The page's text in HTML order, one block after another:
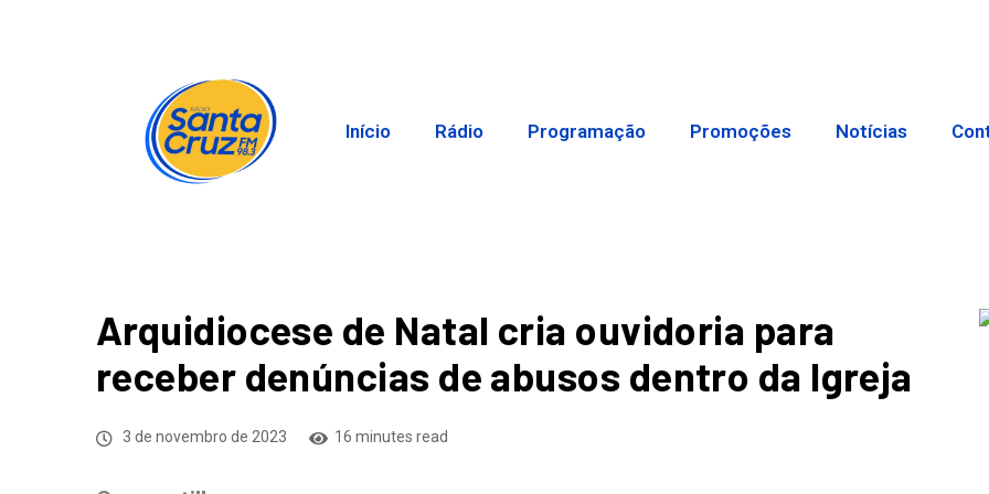
Início Rádio Programação Promoções Notícias
Arquidiocese de Natal cria ouvidoria para
receber denúncias de abusos dentro da Igreja
3 de novembro de 2023 16 minutes read